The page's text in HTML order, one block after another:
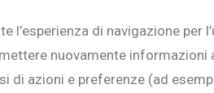
di navigazione per
nuovamente informazioni
di azioni e preferenze (ad